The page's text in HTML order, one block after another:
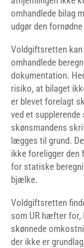
omhandlede bilag
udgør den
Voldgiftsretten
omhandlede
dokumentation.
risiko, at bilaget
er blevet forelagt
ved et
skønsmandens
lægges til grund.
ikke foreligger den
for statiske
bjælke.
Voldgiftsretten
som UR hæfter for,
skønnede
der ikke er